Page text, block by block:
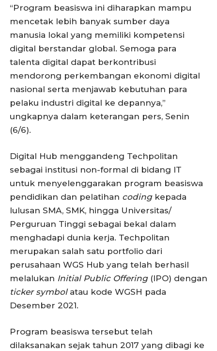
“Program beasiswa ini diharapkan mampu
mencetak lebih banyak sumber daya
manusia lokal yang memiliki kompetensi
digital berstandar global. Semoga para
talenta digital dapat berkontribusi
mendorong perkembangan ekonomi digital
nasional serta menjawab kebutuhan para
pelaku industri digital ke depannya,”
ungkapnya dalam keterangan pers, Senin
(6/6).
Digital Hub menggandeng Techpolitan
sebagai institusi non-formal di bidang IT
untuk menyelenggarakan program beasiswa
pendidikan dan pelatihan codingkepada
lulusan SMA, SMK, hingga Universitas/
Perguruan Tinggi sebagai bekal dalam
menghadapi dunia kerja. Techpolitan
merupakan salah satu portfolio dari
perusahaan WGS Hub yang telah berhasil
melalukan Initial Public Offering(IPO) dengan
ticker symbolatau kode WGSH pada
Desember 2021.
Program beasiswa tersebut telah
dilaksanakan sejak tahun 2017 yang dibagi ke